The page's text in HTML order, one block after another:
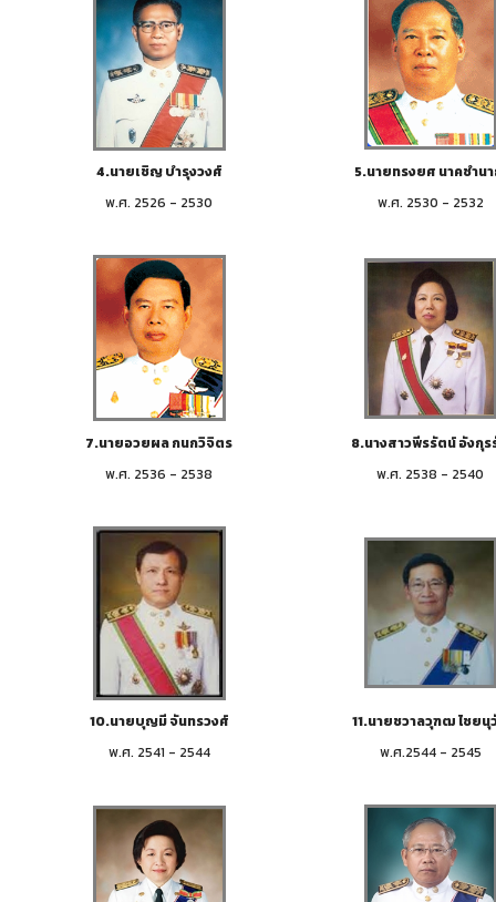
4.นายเชิญ บำรุงวงศ์
5.นายทรงยศ นาคชำน
พ.ศ. 2526 - 2530
พ.ศ. 2530 - 2532
7.นายอวยผล กนกวิจิตร
8.นางสาวพีรรัตน์ อังกุ
พ.ศ. 2536 - 2538
พ.ศ. 2538 - 2540
10.นายบุญมี จันทรวงศ์
11.นายชวาลวุฑฒ ไชยนุ
พ.ศ. 2541 - 2544
พ.ศ.2544 - 2545